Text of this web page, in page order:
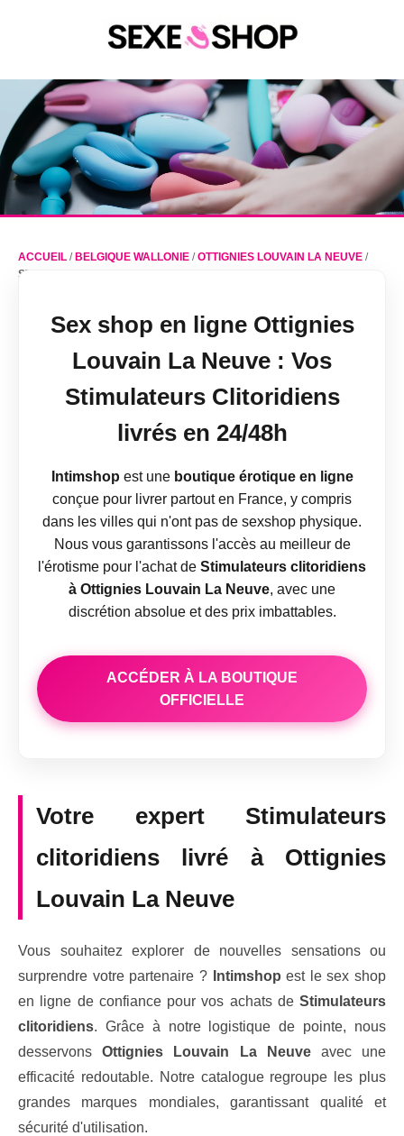
ACCUEIL / BELGIQUE WALLONIE / OTTIGNIES LOUVAIN LA NEUVE /
STIMULATEURS CLITORIDIENS
Sex shop en ligne Ottignies
Louvain La Neuve : Vos
Stimulateurs Clitoridiens
livrés en 24/48h
Intimshop est une boutique érotique en ligne
conçue pour livrer partout en France, y compris
dans les villes qui n'ont pas de sexshop physique.
Nous vous garantissons l'accès au meilleur de
l'érotisme pour l'achat de Stimulateurs clitoridiens
à Ottignies Louvain La Neuve, avec une
discrétion absolue et des prix imbattables.
ACCÉDER À LA BOUTIQUE
OFFICIELLE
Votre expert Stimulateurs
clitoridiens livré à Ottignies
Louvain La Neuve
Vous souhaitez explorer de nouvelles sensations ou
surprendre votre partenaire ?
Intimshop est le sex shop
en ligne de confiance pour vos achats de Stimulateurs
clitoridiens. Grâce à notre logistique de pointe, nous
desservonsOttignies Louvain La Neuveavec une
efficacité redoutable. Notre catalogue regroupe les plus
grandes marques mondiales, garantissant qualité et
sécurité d'utilisation.